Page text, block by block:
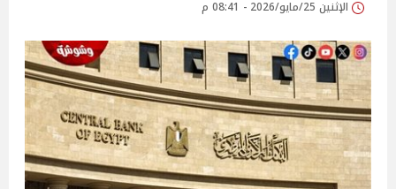
الإثنين 25/مايو/2026 - 08:41 م